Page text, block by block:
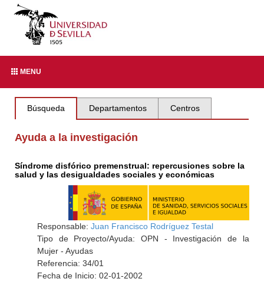
MENU
Búsqueda Departamentos Centros
Ayuda a la investigación
Síndrome disfórico premenstrual: repercusiones sobre la
salud y las desigualdades sociales y económicas
Responsable: Juan Francisco Rodríguez Testal
Tipo de Proyecto/Ayuda: OPN - Investigación de la
Mujer - Ayudas
Referencia: 34/01
Fecha de Inicio: 02-01-2002